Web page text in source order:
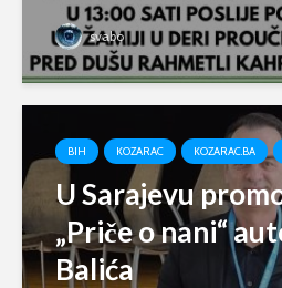
svabo
BIH KOZARAC KOZARAC.BA
U Sarajevu
„Priče o nani“
Balića